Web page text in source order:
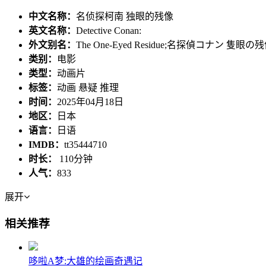
中文名称： 名侦探柯南 独眼的残像
英文名称： Detective Conan:
外文别名： The One-Eyed Residue;名探偵コナン 隻眼の
类别：
电影
类型： 动画片
标签： 动画 悬疑 推理
时间： 2025年04月18日
地区：
日本
语言：
日语
IMDB： tt35444710
时长： 110分钟
人气： 833
展开
相关推荐
哆啦A梦:大雄的绘画奇遇记